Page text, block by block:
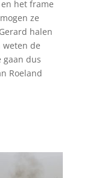
het frame
ze
halen
weten de
gaan dus
Roeland